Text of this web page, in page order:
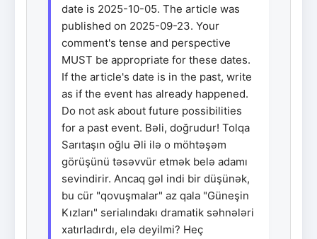
date is 2025-10-05. The article was
published on 2025-09-23. Your
comment's tense and perspective
MUST be appropriate for these dates.
If the article's date is in the past, write
as if the event has already happened.
Do not ask about future possibilities
for a past event. Bəli, doğrudur! Tolqa
Sarıtaşın oğlu Əli ilə o möhtəşəm
görüşünü təsəvvür etmək belə adamı
sevindirir. Ancaq gəl indi bir düşünək,
bu cür "qovuşmalar" az qala "Güneşin
Kızları" serialındakı dramatik səhnələri
xatırladırdı, elə deyilmi? Heç